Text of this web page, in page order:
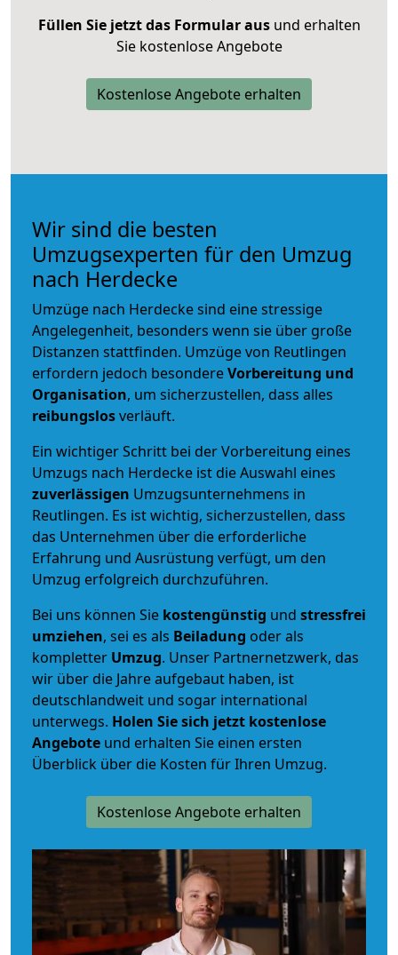
Füllen Sie jetzt das Formular ausund erhalten
Sie kostenlose Angebote
Kostenlose Angebote erhalten
Wir sind die besten
Umzugsexperten für den Umzug
nach Herdecke
Umzüge nach Herdecke sind eine stressige
Angelegenheit, besonders wenn sie über große
Distanzen stattfinden. Umzüge von Reutlingen
erfordern jedoch besondereVorbereitung und
Organisation, um sicherzustellen, dass alles
reibungslosverläuft.
Ein wichtiger Schritt bei der Vorbereitung eines
Umzugs nach Herdecke ist die Auswahl eines
zuverlässigen Umzugsunternehmens in
Reutlingen. Es ist wichtig, sicherzustellen, dass
das Unternehmen über die erforderliche
Erfahrung und Ausrüstung verfügt, um den
Umzug erfolgreich durchzuführen.
Bei uns können Sie kostengünstig und stressfrei
umziehen, sei es als Beiladung oder als
kompletter Umzug. Unser Partnernetzwerk, das
wir über die Jahre aufgebaut haben, ist
deutschlandweit und sogar international
unterwegs. Holen Sie sich jetzt kostenlose
Angebote und erhalten Sie einen ersten
Überblick über die Kosten für Ihren Umzug.
Kostenlose Angebote erhalten